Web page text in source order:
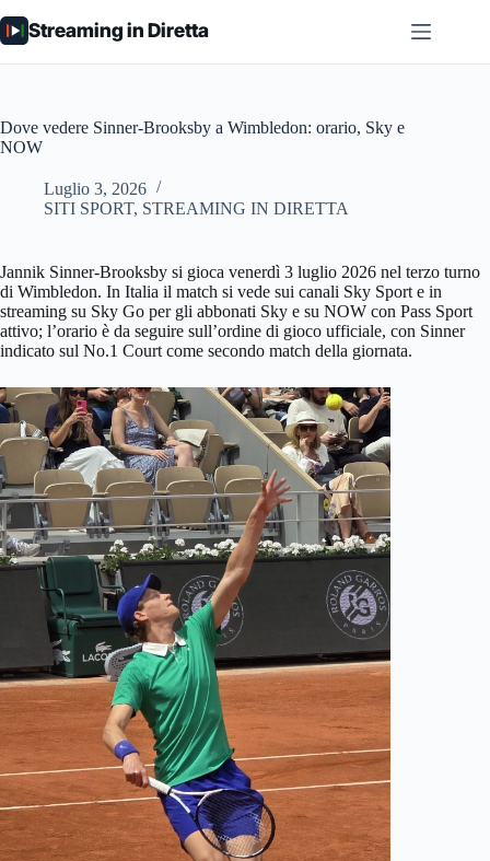
al
contenuto
Streaming in Diretta
Dove vedere Sinner-Brooksby a Wimbledon: orario, Sky e
NOW
Luglio 3, 2026
SITI SPORT, STREAMING IN DIRETTA
Jannik Sinner-Brooksby si gioca venerdì 3 luglio 2026 nel terzo turno
di Wimbledon. In Italia il match si vede sui canali Sky Sport e in
streaming su Sky Go per gli abbonati Sky e su NOW con Pass Sport
attivo; l’orario è da seguire sull’ordine di gioco ufficiale, con Sinner
indicato sul No.1 Court come secondo match della giornata.